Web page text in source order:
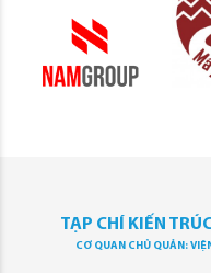
TẠP CHÍ KIẾN
CƠ QUAN CHỦ QUẢN: